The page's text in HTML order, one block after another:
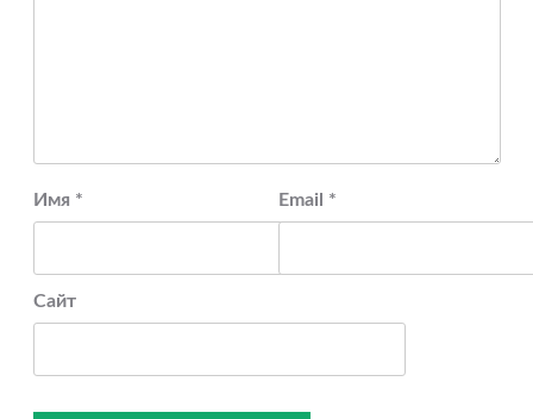
Имя * Email *
Сайт